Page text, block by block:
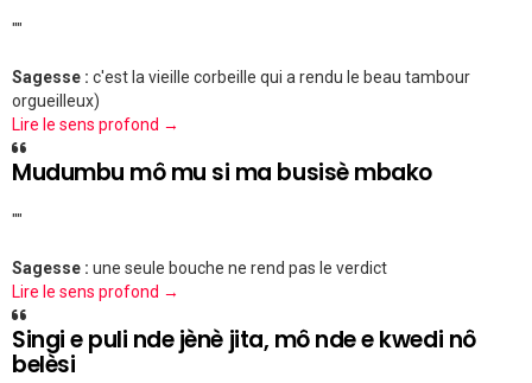
""
Sagesse : c'est la vieille corbeille qui a rendu le beau tambour
orgueilleux)
Lire le sens profond →
Mudumbu mô mu si ma busisè mbako
""
Sagesse : une seule bouche ne rend pas le verdict
Lire le sens profond →
Singi e puli nde jènè jita, mô nde e kwedi nô
belèsi